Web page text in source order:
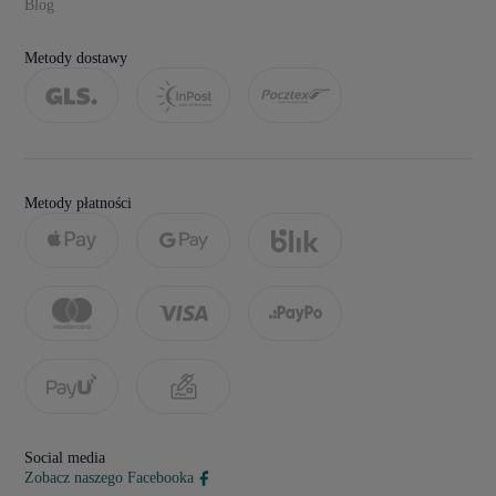
Blog
Metody dostawy
Metody płatności
Social media
Zobacz naszego Facebooka